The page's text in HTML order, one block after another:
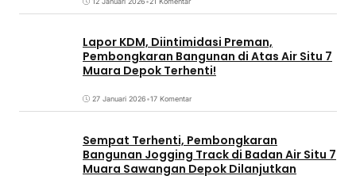
Lapor KDM, Diintimidasi Preman,
Pembongkaran Bangunan di Atas Air Situ 7
Muara Depok Terhenti!
27 Januari 2026•17 Komentar
Sempat Terhenti, Pembongkaran
Bangunan Jogging Track di Badan Air Situ 7
Muara Sawangan Depok Dilanjutkan